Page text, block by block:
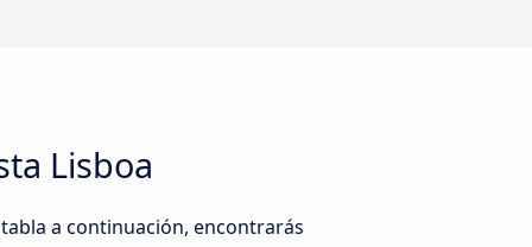
Lisboa
a continuación, encontrarás